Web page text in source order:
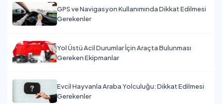
GPS ve Navigasyon Kullanımında Dikkat Edilmesi
Gerekenler
Yol Üstü Acil Durumlar İçin Araçta Bulunması
Gereken Ekipmanlar
Evcil Hayvanla Araba Yolculuğu: Dikkat Edilmesi
Gerekenler